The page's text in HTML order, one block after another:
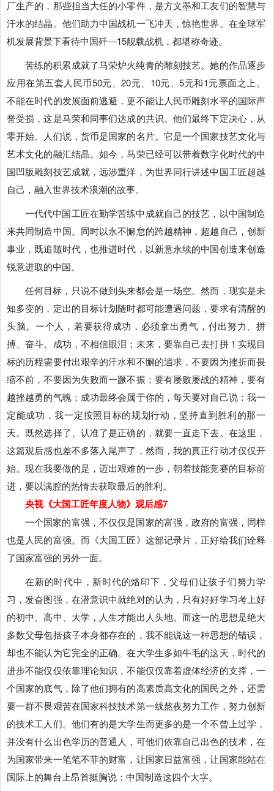
厂生产的，那些担当大任的小零件，是方文墨和工友们的智慧与
汗水的结晶。他们助力中国战机一飞冲天，惊艳世界。在全球军
机发展背景下看待中国歼―15舰载战机，都堪称奇迹。
苦练的积累成就了马荣炉火纯青的雕刻技艺。她的作品逐步
应用在第五套人民币50元、20元、10元、5元和1元票面之上。
不能在时代的发展面前逃避，更不能让人民币雕刻水平的国际声
誉受损，这是马荣和同事们达成的共识。他们最终下定决心，从
零开始。人们说，货币是国家的名片。它是一个国家技艺文化与
艺术文化的融汇结晶。如今，马荣已经可以带着数字化时代的中
国凹版雕刻技艺成就，远涉重洋，为世界同行讲述中国工匠超越
自己，融入世界技术浪潮的故事。
一代代中国工匠在勤学苦练中成就自己的技艺，以中国制造
来共同制造中国。同时以永不懈怠的跨越精神，超越自己，创新
事业，既追随时代，也推进时代，以新意永续的中国创造来创造
锐意进取的中国。
任何目标，只说不做到头来都会是一场空。然而，现实是未
知多变的，定出的目标计划随时都可能遭遇问题，要求有清醒的
头脑。一个人，若要获得成功，必须拿出勇气，付出努力、拼
搏、奋斗。成功，不相信眼泪；未来，要靠自己去打拼！实现目
标的历程需要付出艰辛的汗水和不懈的追求，不要因为挫折而畏
缩不前，不要因为失败而一蹶不振；要有屡败屡战的精神，要有
越挫越勇的气魄；成功最终会属于你的，每天要对自己说：我一
定能成功，我一定按照目标的规划行动，坚持直到胜利的那一
天。既然选择了、认准了是正确的，就要一直走下去。在这里，
这篇观后感也差不多落入尾声了，然而，我的真正行动才仅仅开
始。现在我要做的是，迈出艰难的一步，朝着技能竞赛的目标前
进，要以满腔的热情去获取最后的胜利。
央视《大国工匠年度人物》观后感7
一个国家的富强，不仅仅是国家的富强，政府的富强，同样
也是人民的富强。而《大国工匠》这部记录片，正好给我们诠释
了国家富强的另外一面。
在新的时代中，新时代的烙印下，父母们让孩子们努力学
习，发奋图强，在潜意识中就绝对的认为，只有好好学习考上好
的初中、高中、大学，人生才能出人头地。而这一的思想是绝大
多数父母包括孩子本身都存在的，我不能说这一种思想的错误，
却也不能认为它完全的正确。在大学生多如牛毛的这天，时代的
进步不能仅仅依靠理论知识，不能仅仅靠着虚体经济的支撑，一
个国家的底气，除了他们拥有的高素质高文化的国民之外，还需
要一群不畏艰苦在国家科技技术第一线熬夜努力工作，努力创新
的技术工人们。他们有的是大学生而更多的是一个不曾上过学，
并没有什么出色学历的普通人，可他们依靠自己出色的技术，在
为国家带来一笔笔不菲的财富，让国家日益富强，让国家能站在
国际上的舞台上昂首挺胸说：中国制造这四个大字。